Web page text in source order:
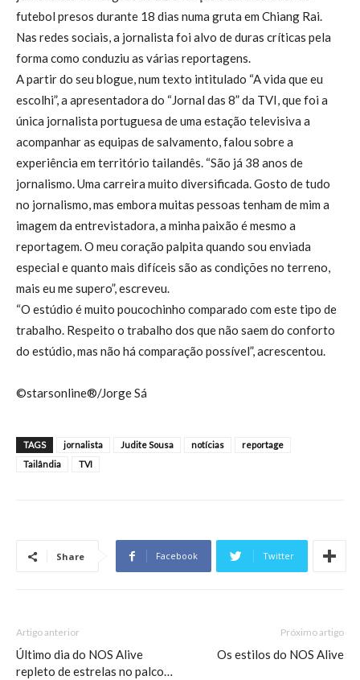
futebol presos durante 18 dias numa gruta em Chiang Rai.
Nas redes sociais, a jornalista foi alvo de duras críticas pela
forma como conduziu as várias reportagens.
A partir do seu blogue, num texto intitulado “A vida que eu
escolhi”, a apresentadora do “Jornal das 8” da TVI, que foi a
única jornalista portuguesa de uma estação televisiva a
acompanhar as equipas de salvamento, falou sobre a
experiência em território tailandês. “São já 38 anos de
jornalismo. Uma carreira muito diversificada. Gosto de tudo
no jornalismo, mas embora muitas pessoas tenham de mim a
imagem da entrevistadora, a minha paixão é mesmo a
reportagem. O meu coração palpita quando sou enviada
especial e quanto mais difíceis são as condições no terreno,
mais eu me supero”, escreveu.
“O estúdio é muito poucochinho comparado com este tipo de
trabalho. Respeito o trabalho dos que não saem do conforto
do estúdio, mas não há comparação possível”, acrescentou.
©starsonline®/Jorge Sá
TAGS jornalista Judite Sousa notícias
reportage
Tailândia
TVI
Share Facebook Twitter
Artigo anterior
Último dia do NOS Alive
repleto de estrelas no palco…
Próximo artigo
Os estilos do NOS Alive